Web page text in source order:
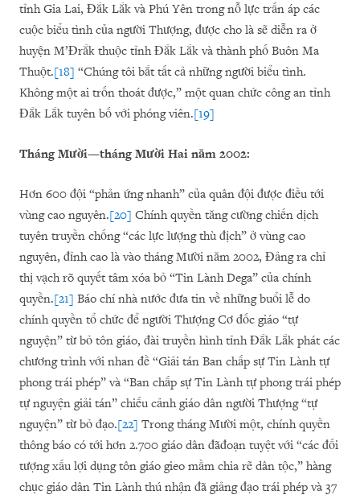
tỉnh Gia Lai, Đắk Lắk và Phú Yên trong nỗ lực trấn áp các
cuộc biểu tình của người Thượng, được cho là sẽ diễn ra ở
huyện M’Đrắk thuộc tỉnh Đắk Lắk và thành phố Buôn Ma
Thuột.[18] “Chúng tôi bắt tất cả những người biểu tình.
Không một ai trốn thoát được,” một quan chức công an tỉnh
Đắk Lắk tuyên bố với phóng viên.[19]
Tháng Mười—tháng Mười Hai năm 2002:
Hơn 600 đội “phản ứng nhanh” của quân đội được điều tới
vùng cao nguyên.[20] Chính quyền tăng cường chiến dịch
tuyên truyền chống “các lực lượng thù địch” ở vùng cao
nguyên, đỉnh cao là vào tháng Mười năm 2002, Đảng ra chỉ
thị vạch rõ quyết tâm xóa bỏ “Tin Lành Dega” của chính
quyền.[21] Báo chí nhà nước đưa tin về những buổi lễ do
chính quyền tổ chức để người Thượng Cơ đốc giáo “tự
nguyện” từ bỏ tôn giáo, đài truyền hình tỉnh Đắk Lắk phát các
chương trình với nhan đề “Giải tán Ban chấp sự Tin Lành tự
phong trái phép” và “Ban chấp sự Tin Lành tự phong trái phép
tự nguyện giải tán” chiếu cảnh giáo dân người Thượng “tự
nguyện” từ bỏ đạo.[22] Trong tháng Mười một, chính quyền
thông báo có tới hơn 2.700 giáo dân đãđoạn tuyệt với “các đối
tượng xấu lợi dụng tôn giáo gieo mầm chia rẽ dân tộc,” hàng
chục giáo dân Tin Lành thú nhận đã giảng đạo trái phép và 37